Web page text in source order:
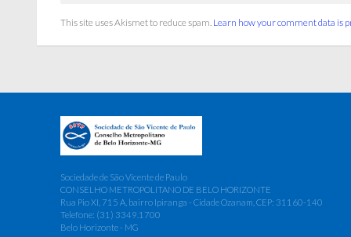
This site uses Akismet to reduce spam. Learn how your comment data is
Sociedade de São Vicente de Paulo
CONSELHO METROPOLITANO DE BELO HORIZONTE
Rua Pio XI, 715 A, bairro Ipiranga - Cidade Ozanam, CEP: 31160-140
Telefone: (31) 3349.1700
Belo Horizonte - MG